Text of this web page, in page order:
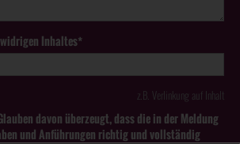
Inhaltes*
z.B. Verlinkung auf Inhalt
davon überzeugt, dass die in der Meldung
und Anführungen richtig und vollständig